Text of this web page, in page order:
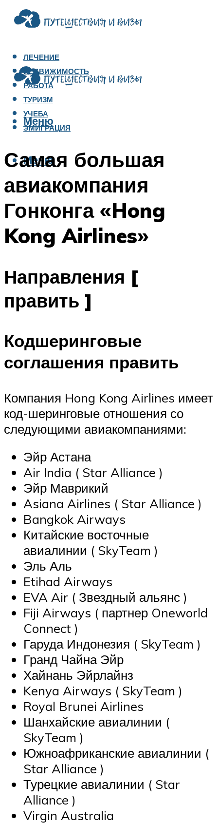
ЛЕЧЕНИЕ
НЕДВИЖИМОСТЬ
РАБОТА
ТУРИЗМ
УЧЕБА
ЭМИГРАЦИЯ
Меню
Меню
Самая большая
авиакомпания
Гонконга «Hong
Kong Airlines»
Направления [
править ]
Кодшеринговые
соглашения править
Компания Hong Kong Airlines имеет
код-шеринговые отношения со
следующими авиакомпаниями:
Эйр Астана
Air India ( Star Alliance )
Эйр Маврикий
Asiana Airlines ( Star Alliance )
Bangkok Airways
Китайские восточные
авиалинии ( SkyTeam )
Эль Аль
Etihad Airways
EVA Air ( Звездный альянс )
Fiji Airways ( партнер Oneworld
Connect )
Гаруда Индонезия ( SkyTeam )
Гранд Чайна Эйр
Хайнань Эйрлайнз
Kenya Airways ( SkyTeam )
Royal Brunei Airlines
Шанхайские авиалинии (
SkyTeam )
Южноафриканские авиалинии (
Star Alliance )
Турецкие авиалинии ( Star
Alliance )
Virgin Australia